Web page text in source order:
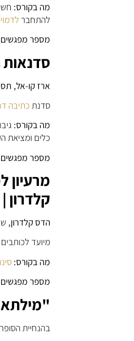
מה בקורס:
להתחבר
מספר
ארז קו-אל,
סדנת כתיבה
מה בקורס:
כלים ומציאת
מספר
מרעיון
הדס קלדרון,
מיועד
מה בקורס:
מספר
בהנחיית